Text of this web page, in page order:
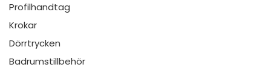
Profilhandtag
Krokar
Dörrtrycken
Badrumstillbehör